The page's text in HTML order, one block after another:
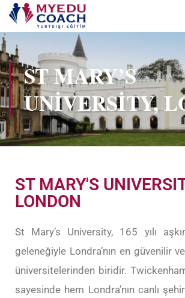
ST MARY’S
UNIVERSITY,
ST MARY'S
LONDON
St Mary’s University, 165 yılı
geleneğiyle Londra’nın en güvenilir
üniversitelerinden biridir.
sayesinde hem Londra’nın canlı